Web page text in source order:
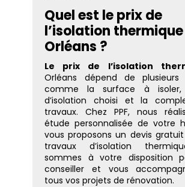
Quel est le prix de
l’isolation
Orléans ?
Le prix de l’isolation
Orléans dépend de plusieurs
comme la surface à
d’isolation choisi et la
travaux. Chez PPF, nous
étude personnalisée de votre
vous proposons un devis
travaux d’isolation
sommes à votre disposition
conseiller et vous
tous vos projets de rénovation.